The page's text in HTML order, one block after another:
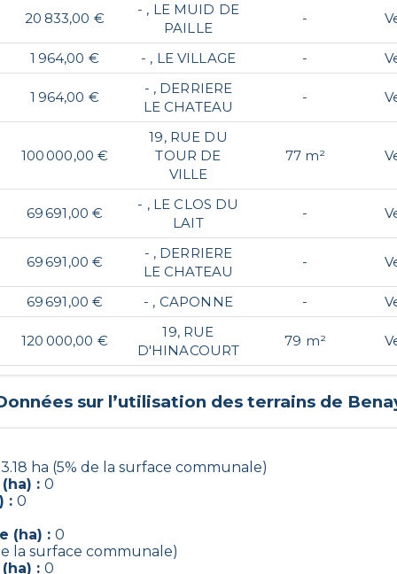
20 833,00 €
- , LE MUID DE
PAILLE
-
1 964,00 € - , LE VILLAGE -
1 964,00 €
- , DERRIERE
LE CHATEAU
-
100 000,00 €
19, RUE DU
TOUR DE
VILLE
77 m²
69 691,00 €
- , LE CLOS DU
LAIT
-
69 691,00 €
- , DERRIERE
LE CHATEAU
-
69 691,00 € - , CAPONNE -
120 000,00 €
19, RUE
D'HINACOURT
79 m²
sur l’utilisation des terrains de
ha (5% de la surface communale)
: 0
: 0
(ha) : 0
la surface communale)
: 0